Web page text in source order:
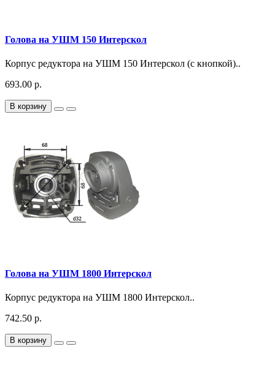
Голова на УШМ 150 Интерскол
Корпус редуктора на УШМ 150 Интерскол (с кнопкой)..
693.00 р.
В корзину
Голова на УШМ 1800 Интерскол
Корпус редуктора на УШМ 1800 Интерскол..
742.50 р.
В корзину